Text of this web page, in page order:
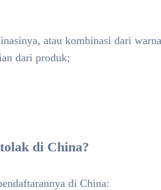
atau kombinasi dari
dari produk;
di China?
di China: